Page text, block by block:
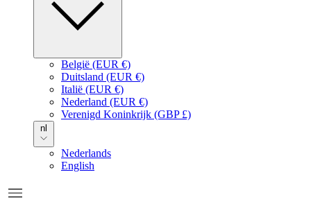
België (EUR €)
Duitsland (EUR €)
Italië (EUR €)
Nederland (EUR €)
Verenigd Koninkrijk (GBP £)
nl
Nederlands
English